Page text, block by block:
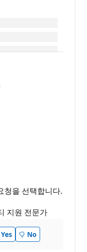
청을 선택합니다.
지원 전문가
Yes No